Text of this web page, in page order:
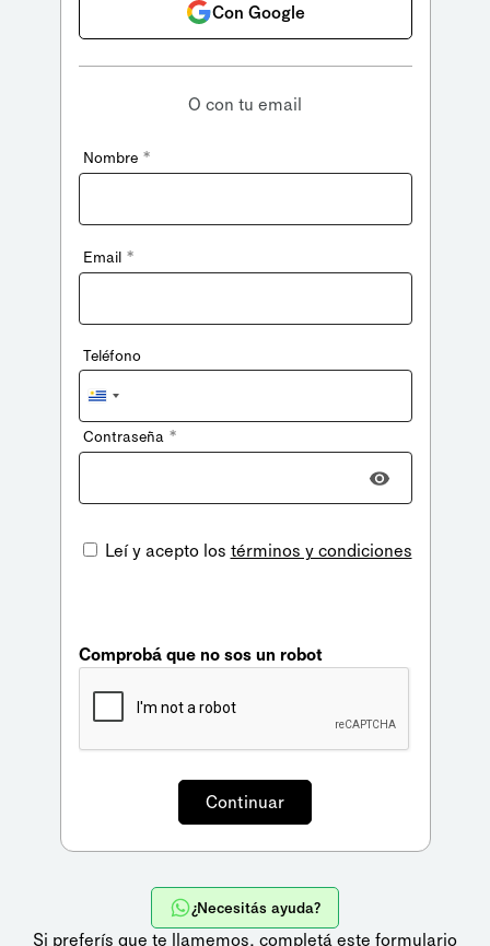
Con Google
O con tu email
Nombre *
Email *
Teléfono
Uruguay
+598
Contraseña *
Leí y acepto los términos y condiciones
Comprobá que no sos un robot
¿Necesitás ayuda?
Si preferís que te llamemos, completá este formulario